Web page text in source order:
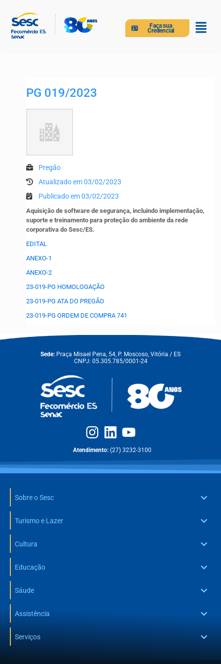
Faça sua
Credencial
PG 019/2023
Pregão
Atualizado em 03/02/2023
Publicado em 03/02/2023
Aquisição de software de segurança, incluindo implementação,
suporte e treinamento para proteção do ambiente da rede
corporativa do Sesc/ES.
EDITAL
ANEXO-1
ANEXO-2
23-019-PG HOMOLOGAÇÃO
23-019-PG ATA DO PREGÃO
23-019-PG ORDEM DE COMPRA 741
Sede: Praça Misael Pena, 54, P. Moscoso, Vitória / ES
CNPJ: 05.305.785/0001-24
Atendimento: (27) 3232-3100
Sobre o Sesc
Turismo e Lazer
Cultura
Educação
Sáude
Assistência
Serviços